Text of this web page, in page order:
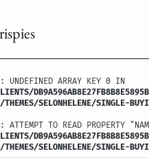
: UNDEFINED ARRAY KEY 0 IN
THEMES/SELONHELENE/SINGLE-
: ATTEMPT TO READ PROPERTY
THEMES/SELONHELENE/SINGLE-